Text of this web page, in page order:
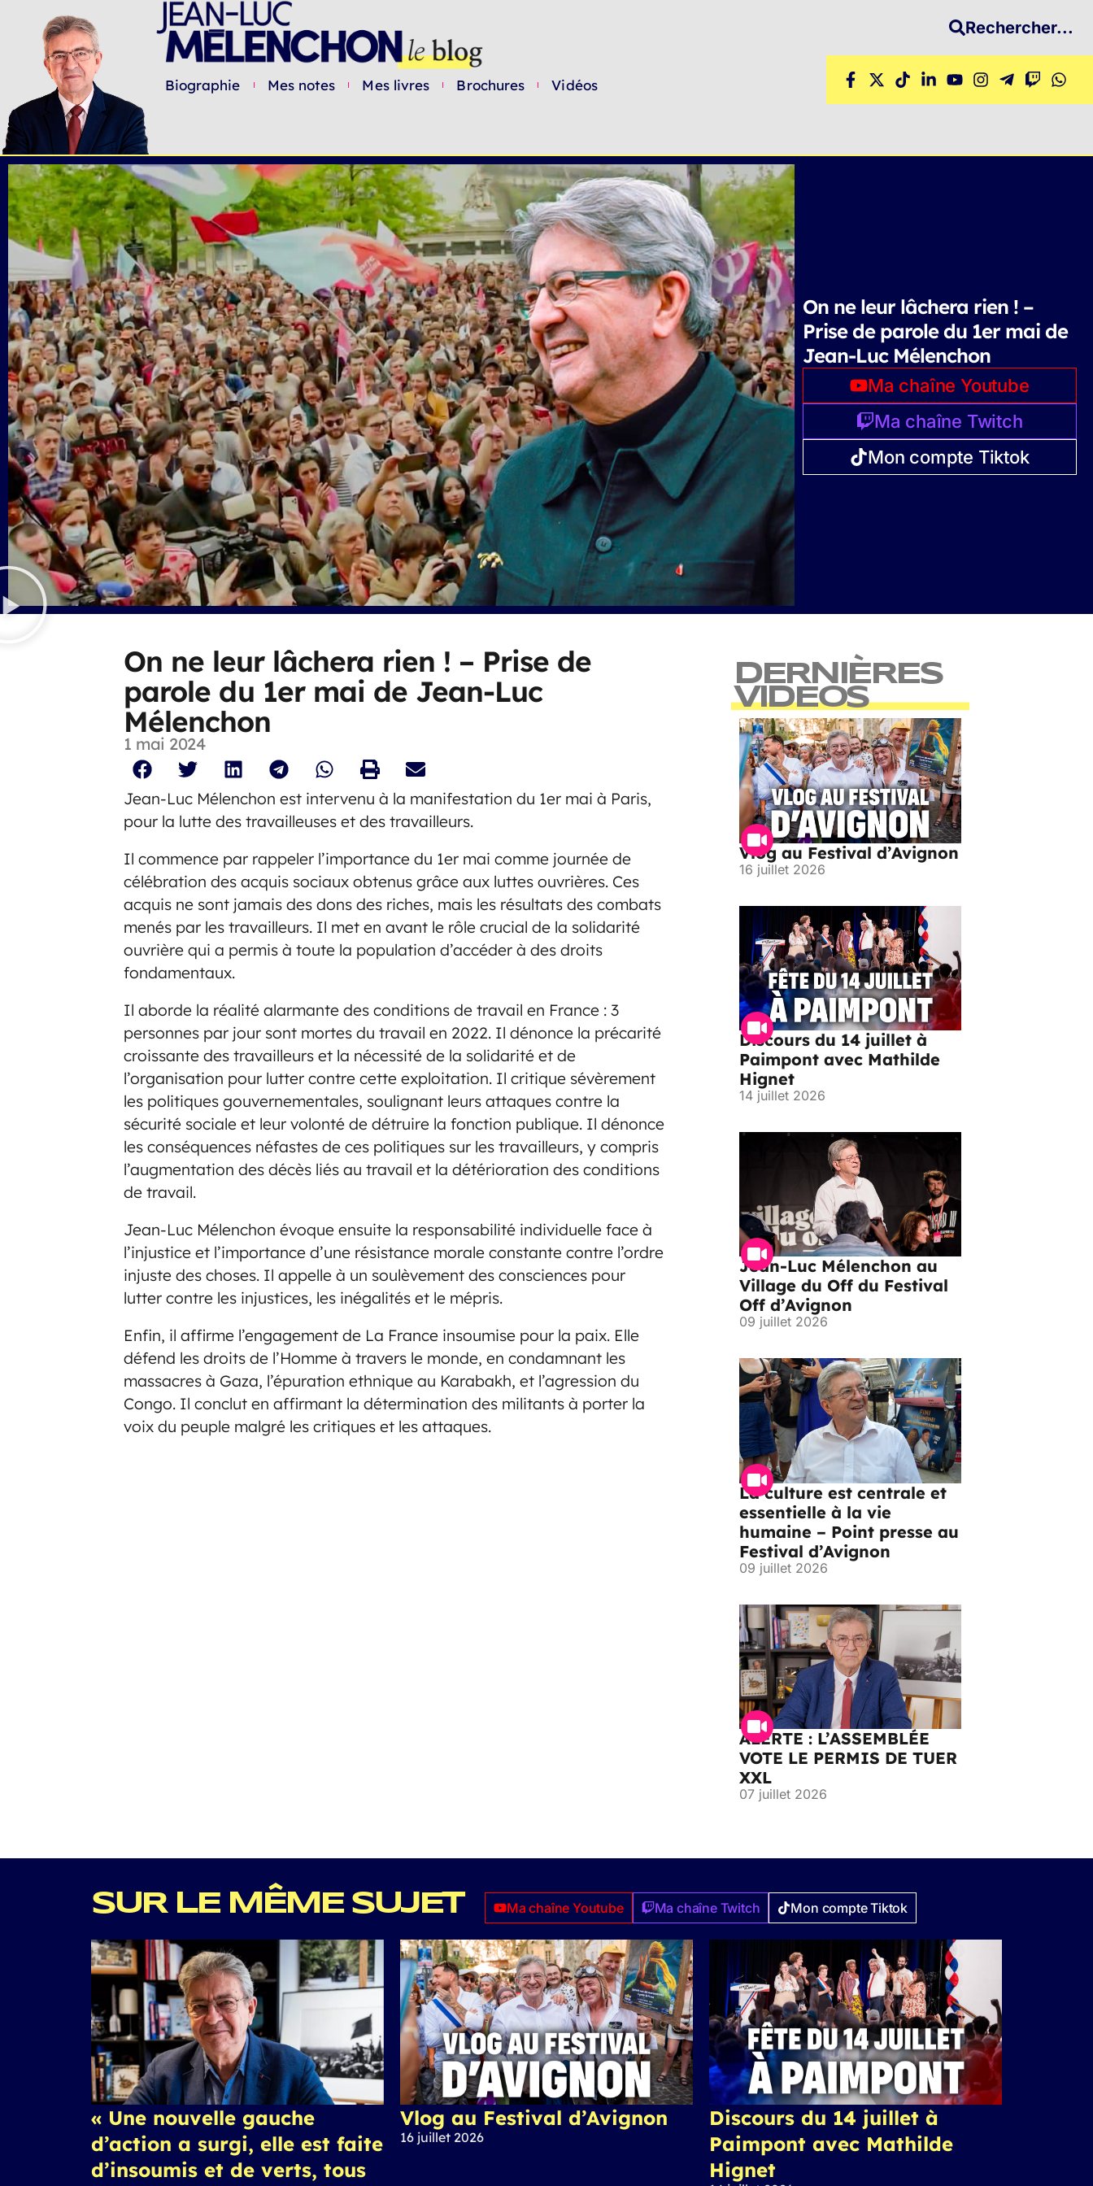
Biographie Mes notes Mes livres Brochures Vidéos
Rechercher...
On ne leur lâchera rien ! –
Prise de parole du 1er mai de
Jean-Luc Mélenchon
Ma chaîne Youtube
Ma chaîne Twitch
Mon compte Tiktok
On ne leur lâchera rien ! – Prise de
parole du 1er mai de Jean-Luc
Mélenchon
1 mai 2024
Jean-Luc Mélenchon est intervenu à la manifestation du 1er mai à Paris,
pour la lutte des travailleuses et des travailleurs.
Il commence par rappeler l’importance du 1er mai comme journée de
célébration des acquis sociaux obtenus grâce aux luttes ouvrières. Ces
acquis ne sont jamais des dons des riches, mais les résultats des combats
menés par les travailleurs. Il met en avant le rôle crucial de la solidarité
ouvrière qui a permis à toute la population d’accéder à des droits
fondamentaux.
Il aborde la réalité alarmante des conditions de travail en France : 3
personnes par jour sont mortes du travail en 2022. Il dénonce la précarité
croissante des travailleurs et la nécessité de la solidarité et de
l’organisation pour lutter contre cette exploitation. Il critique sévèrement
les politiques gouvernementales, soulignant leurs attaques contre la
sécurité sociale et leur volonté de détruire la fonction publique. Il dénonce
les conséquences néfastes de ces politiques sur les travailleurs, y compris
l’augmentation des décès liés au travail et la détérioration des conditions
de travail.
Jean-Luc Mélenchon évoque ensuite la responsabilité individuelle face à
l’injustice et l’importance d’une résistance morale constante contre l’ordre
injuste des choses. Il appelle à un soulèvement des consciences pour
lutter contre les injustices, les inégalités et le mépris.
Enfin, il affirme l’engagement de La France insoumise pour la paix. Elle
défend les droits de l’Homme à travers le monde, en condamnant les
massacres à Gaza, l’épuration ethnique au Karabakh, et l’agression du
Congo. Il conclut en affirmant la détermination des militants à porter la
voix du peuple malgré les critiques et les attaques.
DERNIÈRES
VIDEOS
Vlog au Festival d’Avignon
16 juillet 2026
Discours du 14 juillet à
Paimpont avec Mathilde
Hignet
14 juillet 2026
Jean-Luc Mélenchon au
Village du Off du Festival
Off d’Avignon
09 juillet 2026
La culture est centrale et
essentielle à la vie
humaine – Point presse au
Festival d’Avignon
09 juillet 2026
ALERTE : L’ASSEMBLÉE
VOTE LE PERMIS DE TUER
XXL
07 juillet 2026
SUR LE MÊME SUJET Ma chaîne Youtube Ma chaîne Twitch Mon compte Tiktok
« Une nouvelle gauche
d’action a surgi, elle est faite
d’insoumis et de verts, tous
Vlog au Festival d’Avignon
16 juillet 2026
Discours du 14 juillet à
Paimpont avec Mathilde
Hignet